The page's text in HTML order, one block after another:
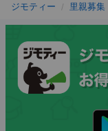
ジモティー 里親募集